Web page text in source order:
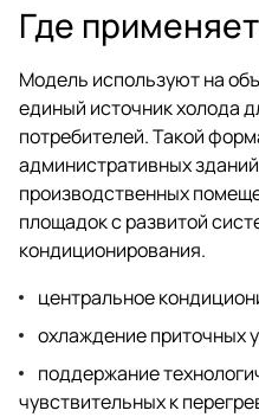
Где
Модель используют на
единый источник холода
потребителей. Такой
административных
производственных
площадок с развитой
кондиционирования.
центральное
охлаждение приточных
поддержание
чувствительных к